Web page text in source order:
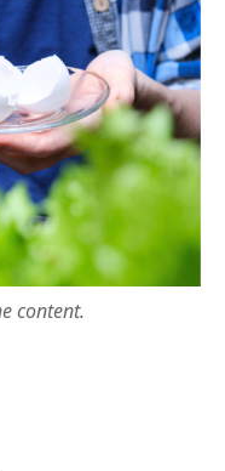
content.